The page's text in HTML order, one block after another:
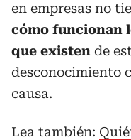
en empresas no
cómo funcionan
que existen de
desconocimiento
causa.
Lea también: